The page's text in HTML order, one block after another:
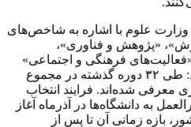
علوم با اشاره به شاخص‌های
«پژوهش و فناوری»،
فرهنگی و اجتماعی»
تعریف شده‌اند، خاطرنشان کرد: طی ۳۲ دوره گذشته در مجموع
معرفی شده‌اند. فرایند انتخاب
به دانشگاه‌ها در آذرماه آغاز
بازه زمانی آن تا پس از